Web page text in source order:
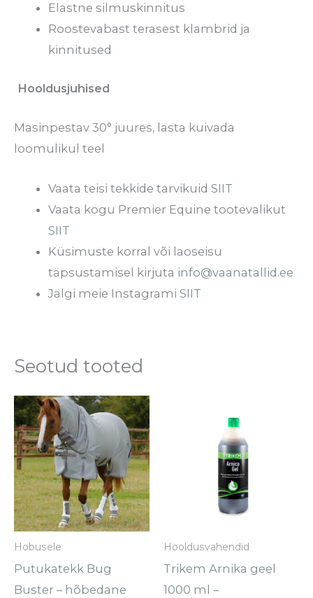
Elastne silmuskinnitus
Roostevabast terasest klambrid ja
kinnitused
Hooldusjuhised
Masinpestav 30° juures, lasta kuivada
loomulikul teel
Vaata teisi tekkide tarvikuidSIIT
Vaata kogu Premier Equine tootevalikut
SIIT
Küsimuste korral või laoseisu
täpsustamisel kirjuta info@vaanatallid.ee
Jälgi meie InstagramiSIIT
Seotud tooted
Hobusele
Putukatekk Bug
Buster – hõbedane
Sellel
tootel
on
mitu
varianti.
Valikuid
saab
teha
tootelehel.
Hooldusvahendid
Trikem Arnika geel
1000 ml –